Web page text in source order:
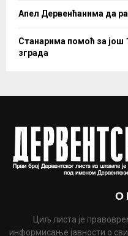
Апел Дервенћанима да
Станарима помоћ за још
зграда
О
Циљ листа је
информисање јавности о